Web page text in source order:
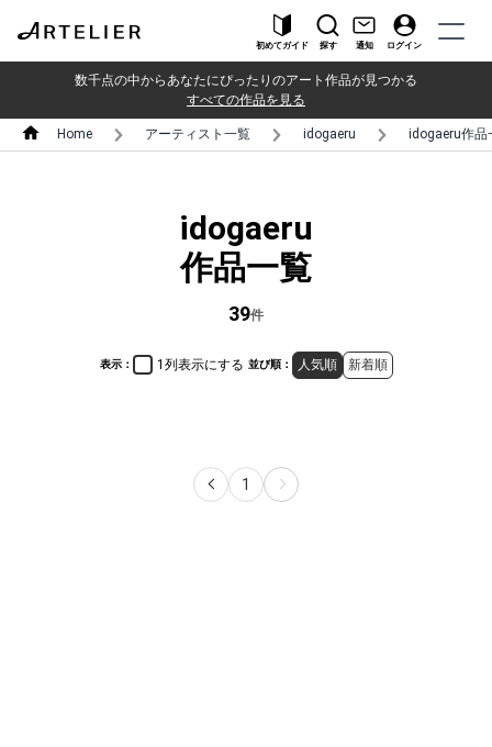
初めてガイド 探す 通知 ログイン
数千点の中からあなたにぴったりのアート作品が見つかる
すべての作品を見る
Home アーティスト一覧 idogaeru idogaeru作品
idogaeru
作品一覧
39件
表示： 1列表示にする 並び順： 人気順 新着順
1